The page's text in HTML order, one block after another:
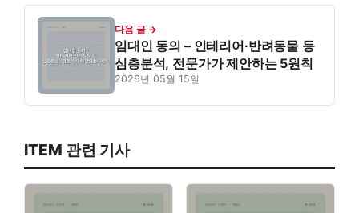
다음 글 →
임대인 동의 – 인테리어·반려동물 등
심층분석, 전문가가 제안하는 5원칙
2026년 05월 15일
ITEM 관련 기사